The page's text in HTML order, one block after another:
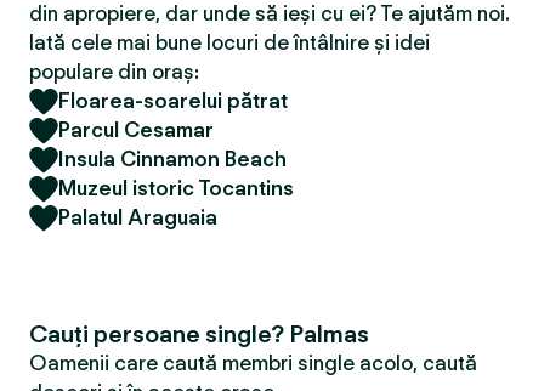
din apropiere, dar unde să ieși cu ei? Te ajutăm noi.
Iată cele mai bune locuri de întâlnire și idei
populare din oraș:
Floarea-soarelui pătrat
Parcul Cesamar
Insula Cinnamon Beach
Muzeul istoric Tocantins
Palatul Araguaia
Cauți persoane single? Palmas
Oamenii care caută membri single acolo, caută